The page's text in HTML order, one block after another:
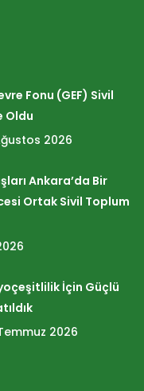
Fonu (GEF) Sivil
Oldu
2026
Ankara’da Bir
Ortak Sivil Toplum
İçin Güçlü
2026